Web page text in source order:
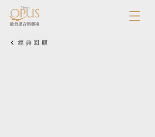
經典回顧